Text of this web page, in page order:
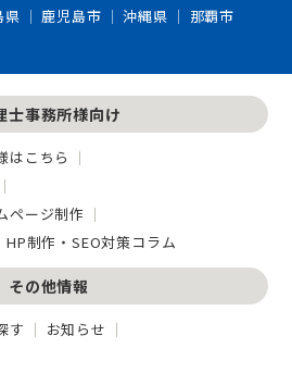
県 鹿児島市 沖縄県 那覇市
士事務所様向け
はこちら
ページ制作
HP制作・SEO対策コラム
その他情報
す
お知らせ